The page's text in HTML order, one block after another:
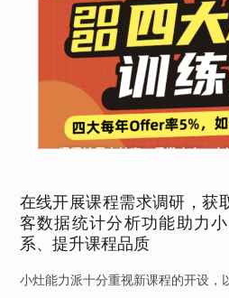
在线开展课程需求调研，获
客数据统计分析功能助力
系、提升课程品质
小灶能力派十分重视新课程的开设，